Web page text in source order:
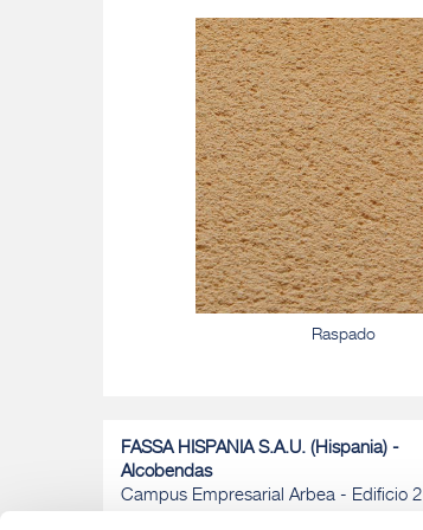
Raspado
FASSA HISPANIA S.A.U. (Hispania) -
Alcobendas
Campus Empresarial Arbea - Edificio 2